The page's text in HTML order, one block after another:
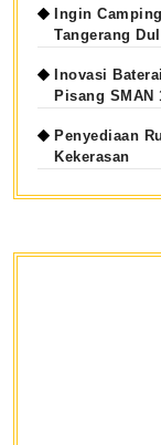
Ingin
Tangerang
Inovasi
Pisang SMAN
Penyediaan
Kekerasan